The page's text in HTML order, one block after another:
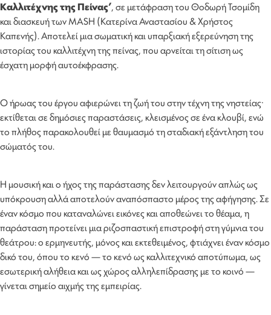
Καλλιτέχνης της Πείνας’, σε μετάφραση του Θοδωρή Τσομίδη
και διασκευή των MASH (Κατερίνα Αναστασίου & Χρήστος
Καπενής). Αποτελεί μια σωματική και υπαρξιακή εξερεύνηση της
ιστορίας του καλλιτέχνη της πείνας, που αρνείται τη σίτιση ως
έσχατη μορφή αυτοέκφρασης.
Ο ήρωας του έργου αφιερώνει τη ζωή του στην τέχνη της νηστείας·
εκτίθεται σε δημόσιες παραστάσεις, κλεισμένος σε ένα κλουβί, ενώ
το πλήθος παρακολουθεί με θαυμασμό τη σταδιακή εξάντληση του
σώματός του.
Η μουσική και ο ήχος της παράστασης δεν λειτουργούν απλώς ως
υπόκρουση αλλά αποτελούν αναπόσπαστο μέρος της αφήγησης. Σε
έναν κόσμο που καταναλώνει εικόνες και αποθεώνει το θέαμα, η
παράσταση προτείνει μια ριζοσπαστική επιστροφή στη γύμνια του
θεάτρου: ο ερμηνευτής, μόνος και εκτεθειμένος, φτιάχνει έναν κόσμο
δικό του, όπου το κενό — το κενό ως καλλιτεχνικό αποτύπωμα, ως
εσωτερική αλήθεια και ως χώρος αλληλεπίδρασης με το κοινό —
γίνεται σημείο αιχμής της εμπειρίας.